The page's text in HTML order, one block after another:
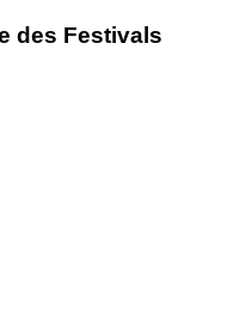
des Festivals